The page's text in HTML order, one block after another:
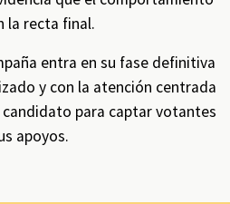
la recta final.
entra en su fase definitiva
y con la atención centrada
candidato para captar votantes
apoyos.